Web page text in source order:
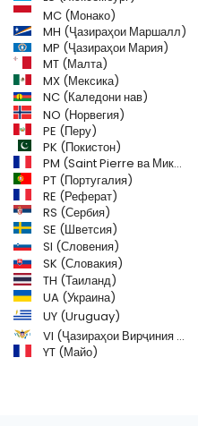
MC (Монако)
MH (Ҷазираҳои Маршалл)
MP (Ҷазираҳои Мария)
MT (Малта)
MX (Мексика)
NC (Каледони нав)
NO (Норвегия)
PE (Перу)
PK (Покистон)
PM (Saint Pierre ва Микелон)
PT (Португалия)
RE (Реферат)
RS (Сербия)
SE (Шветсия)
SI (Словения)
SK (Словакия)
TH (Таиланд)
UA (Украина)
UY (Uruguay)
VI (Ҷазираҳои Вирҷиния (ИМА))
YT (Майо)